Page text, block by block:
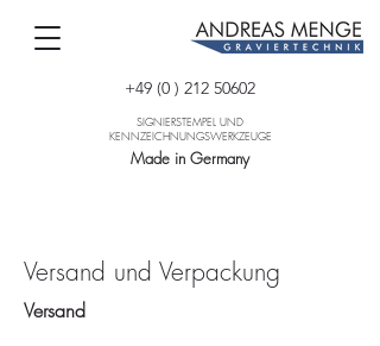
+49 (0 ) 212 50602
SIGNIERSTEMPEL UND
KENNZEICHNUNGSWERKZEUGE
Made in Germany
Versand und Verpackung
Versand